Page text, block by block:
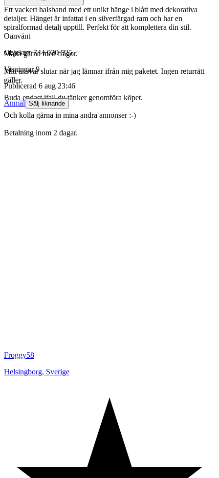
Ett vackert halsband med ett unikt hänge i blått med dekorativa
detaljer. Hänget är infattat i en silverfärgad ram och har en
spiralformad detalj upptill. Perfekt för att komplettera din stil.
Oanvänt
Maila gärna med frågor.
Mitt ansvar slutar när jag lämnar ifrån mig paketet. Ingen returrätt
gäller.
Buda endast ifall du tänker genomföra köpet.
Och kolla gärna in mina andra annonser :-)
Betalning inom 2 dagar.
Objektnr 744 030 525
Visningar 9
Publicerad 6 aug 23:46
Anmäl Sälj liknande
Froggy58
Helsingborg, Sverige